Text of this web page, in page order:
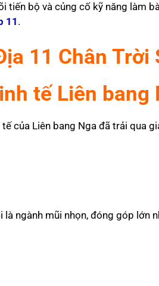
bộ và củng cố kỹ năng làm
11 .
11 Chân Trời
tế Liên bang
của Liên bang Nga đã trải qua
ngành mũi nhọn, đóng góp lớn